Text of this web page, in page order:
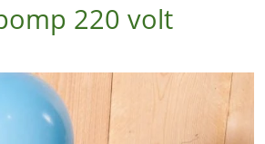
220 volt